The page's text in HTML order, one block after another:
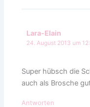
Lara-Elain
24. August 2013 um
Super hübsch die
auch als Brosche
Antworten